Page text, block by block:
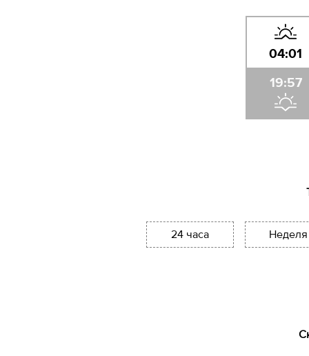
04:01
19:57
24 часа Неделя